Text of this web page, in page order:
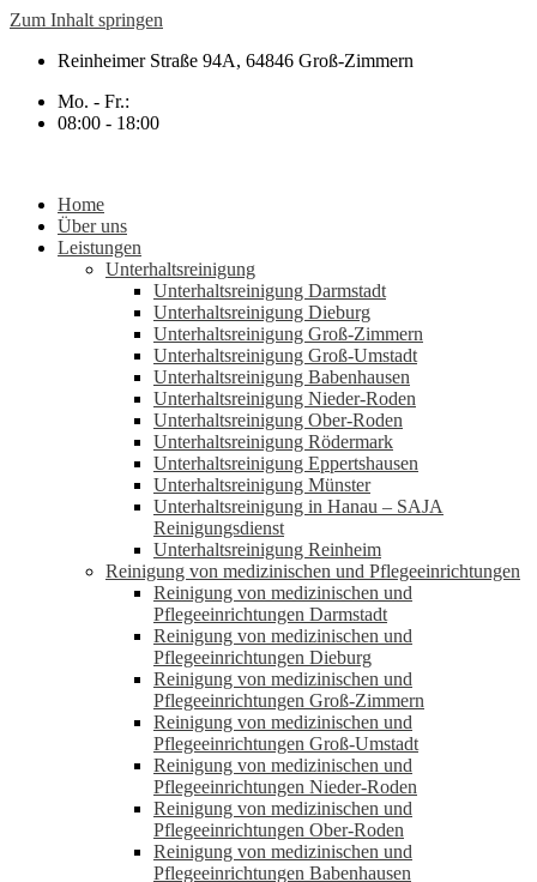
Zum Inhalt springen
Reinheimer Straße 94A, 64846 Groß-Zimmern
Mo. - Fr.:
08:00 - 18:00
Home
Über uns
Leistungen
Unterhaltsreinigung
Unterhaltsreinigung Darmstadt
Unterhaltsreinigung Dieburg
Unterhaltsreinigung Groß-Zimmern
Unterhaltsreinigung Groß-Umstadt
Unterhaltsreinigung Babenhausen
Unterhaltsreinigung Nieder-Roden
Unterhaltsreinigung Ober-Roden
Unterhaltsreinigung Rödermark
Unterhaltsreinigung Eppertshausen
Unterhaltsreinigung Münster
Unterhaltsreinigung in Hanau – SAJA
Reinigungsdienst
Unterhaltsreinigung Reinheim
Reinigung von medizinischen und Pflegeeinrichtungen
Reinigung von medizinischen und
Pflegeeinrichtungen Darmstadt
Reinigung von medizinischen und
Pflegeeinrichtungen Dieburg
Reinigung von medizinischen und
Pflegeeinrichtungen Groß-Zimmern
Reinigung von medizinischen und
Pflegeeinrichtungen Groß-Umstadt
Reinigung von medizinischen und
Pflegeeinrichtungen Nieder-Roden
Reinigung von medizinischen und
Pflegeeinrichtungen Ober-Roden
Reinigung von medizinischen und
Pflegeeinrichtungen Babenhausen